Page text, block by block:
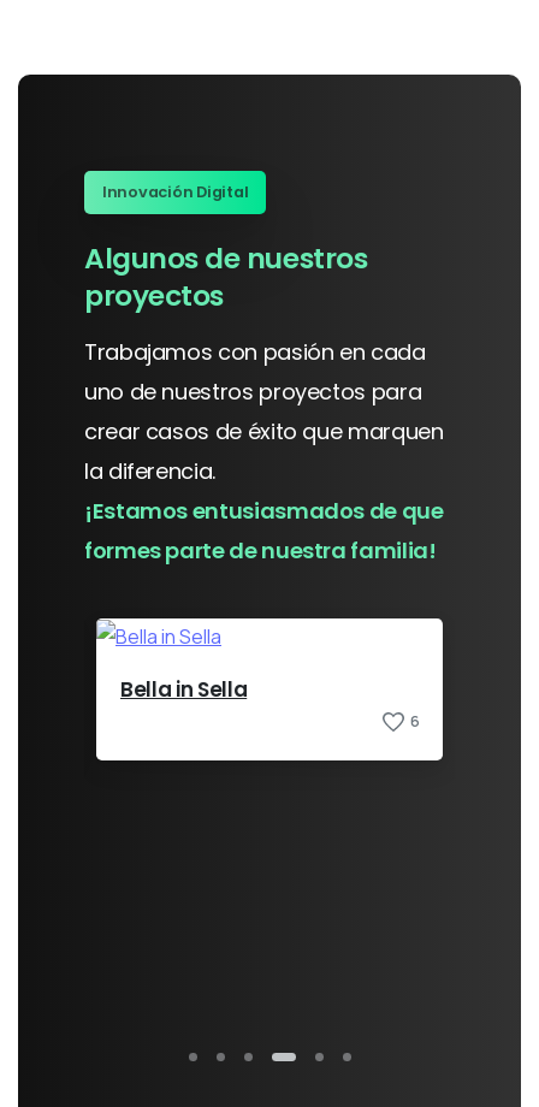
Innovación Digital
Algunosde nuestros
proyectos
Trabajamos con pasión en cada
uno de nuestros proyectos para
crear casos de éxito que marquen
la diferencia.
¡Estamosentusiasmados de que
formespartedenuestra familia!